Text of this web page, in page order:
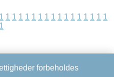
1 1 1 1 1 1 1 1 1 1 1 1 1 1 1 1 1
1
forbeholdes